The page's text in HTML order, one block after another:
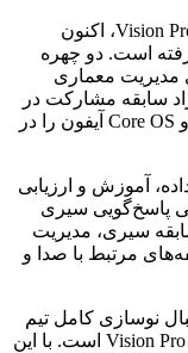
همچنین اولیویه گوتکنشت، از مدیران ارشد Vision Pro، اکنون
است. دو چهره
مدیریت معماری
سابقه مشارکت در
پروژه‌هایی همچون سیستم‌عامل Vision Pro و Core OS آیفون را در
آموزش و ارزیابی
پاسخ‌گویی سیری
سیری، مدیریت
مرتبط با صدا و
نوسازی کامل تیم
فنی سیری با تکیه بر تجربه‌های موفق پروژه Vision Pro است. با این